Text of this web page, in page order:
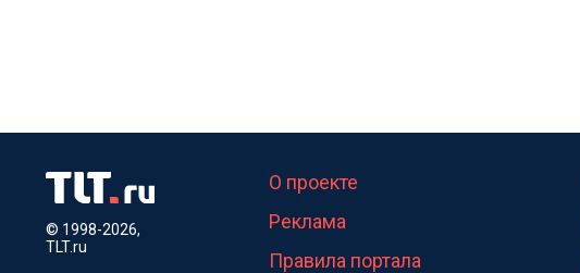
© 1998-2026,
TLT.ru
О проекте
Реклама
Правила портала